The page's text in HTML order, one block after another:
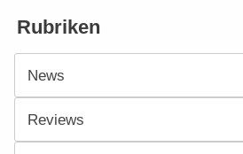
Rubriken
News
Reviews